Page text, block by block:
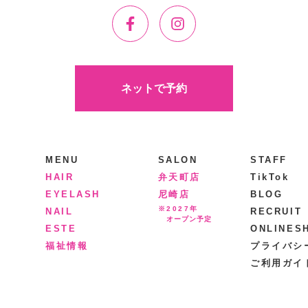
ネットで予約
MENU
HAIR
EYELASH
NAIL
ESTE
福祉情報
SALON
弁天町店
尼崎店
※2027年
オープン予定
STAFF
TikTok
BLOG
RECRUIT
プライバシ
ご利用ガイ